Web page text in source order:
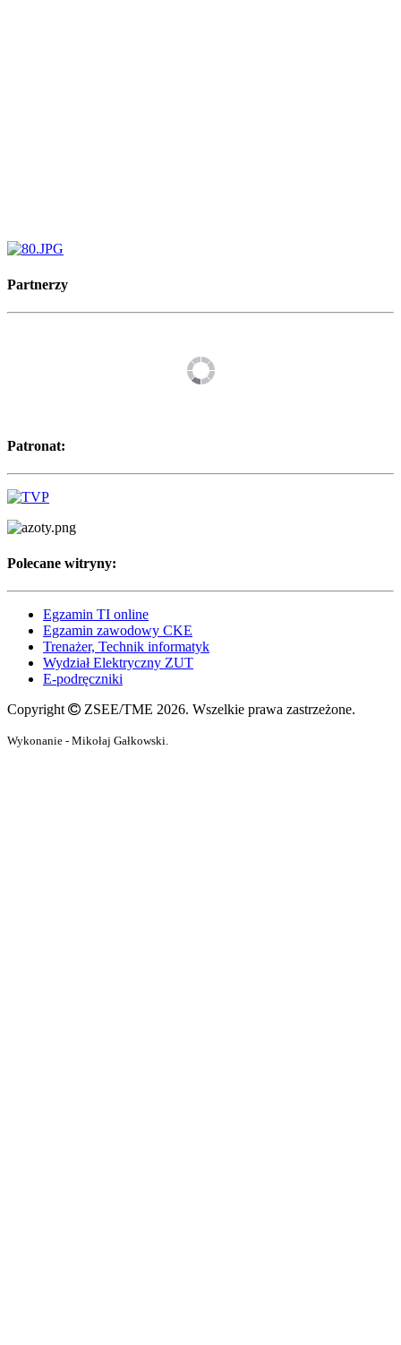
Partnerzy
Patronat:
Polecane witryny:
Egzamin TI online
Egzamin zawodowy CKE
Trenażer, Technik informatyk
Wydział Elektryczny ZUT
E-podręczniki
Copyright
ZSEE/TME 2026. Wszelkie prawa zastrzeżone.
Wykonanie - Mikołaj Gałkowski.